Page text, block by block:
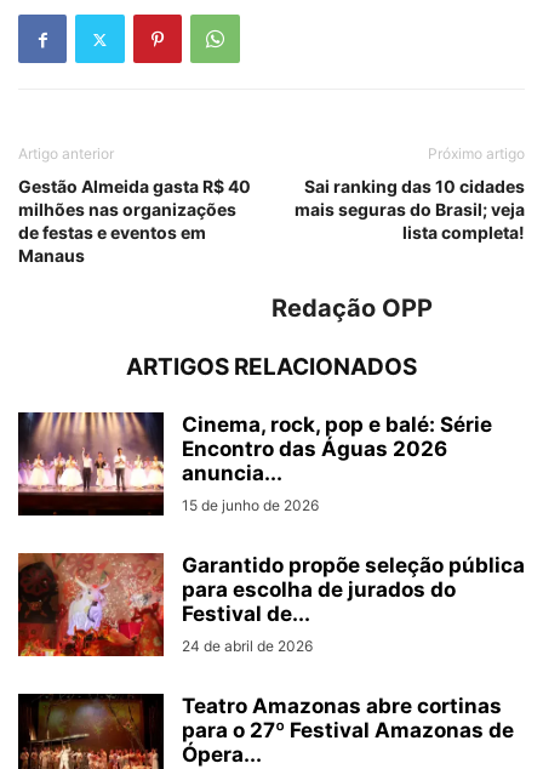
Artigo anterior
Gestão Almeida gasta R$ 40
milhões nas organizações
de festas e eventos em
Manaus
Próximo artigo
Sai ranking das 10 cidades
mais seguras do Brasil; veja
lista completa!
Redação OPP
ARTIGOS RELACIONADOS
Cinema, rock, pop e balé: Série
Encontro das Águas 2026
anuncia...
15 de junho de 2026
Garantido propõe seleção pública
para escolha de jurados do
Festival de...
24 de abril de 2026
Teatro Amazonas abre cortinas
para o 27º Festival Amazonas de
Ópera...